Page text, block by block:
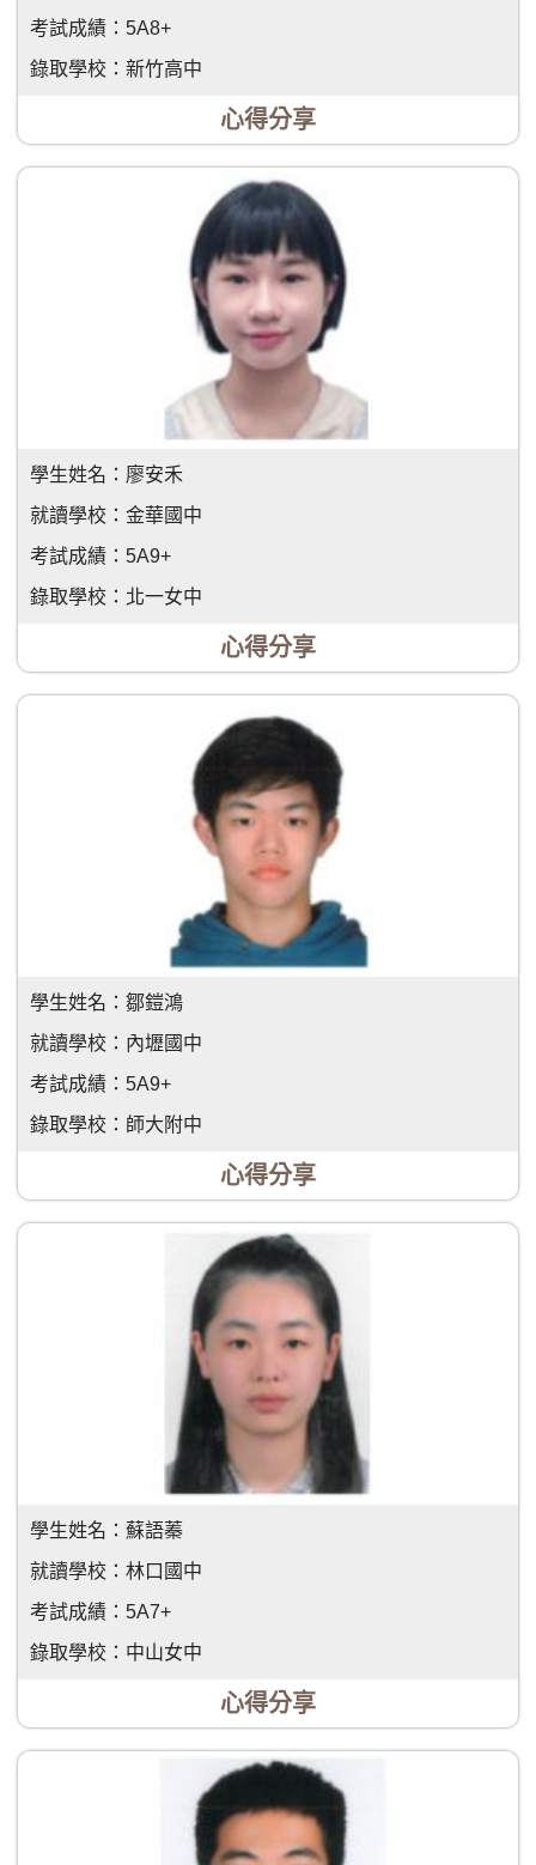
考試成績： 5A8+
錄取學校： 新竹高中
心得分享
學生姓名： 廖安禾
就讀學校： 金華國中
考試成績： 5A9+
錄取學校： 北一女中
心得分享
學生姓名： 鄒鎧鴻
就讀學校： 內壢國中
考試成績： 5A9+
錄取學校： 師大附中
心得分享
學生姓名： 蘇語蓁
就讀學校： 林口國中
考試成績： 5A7+
錄取學校： 中山女中
心得分享